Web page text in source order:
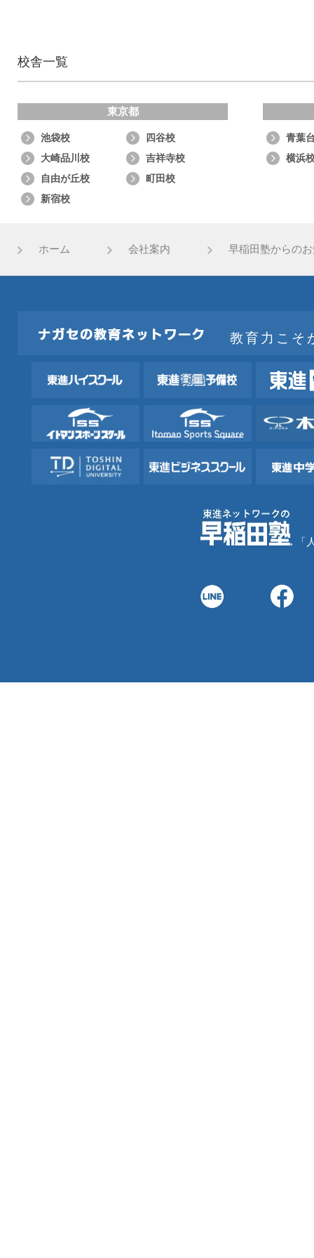
校舎一覧
東京都
池袋校
四谷校
大崎品川校
吉祥寺校
自由が丘校
町田校
新宿校
青葉
横浜
ホーム 会社案内 早稲田塾からの
教育力こそ
「